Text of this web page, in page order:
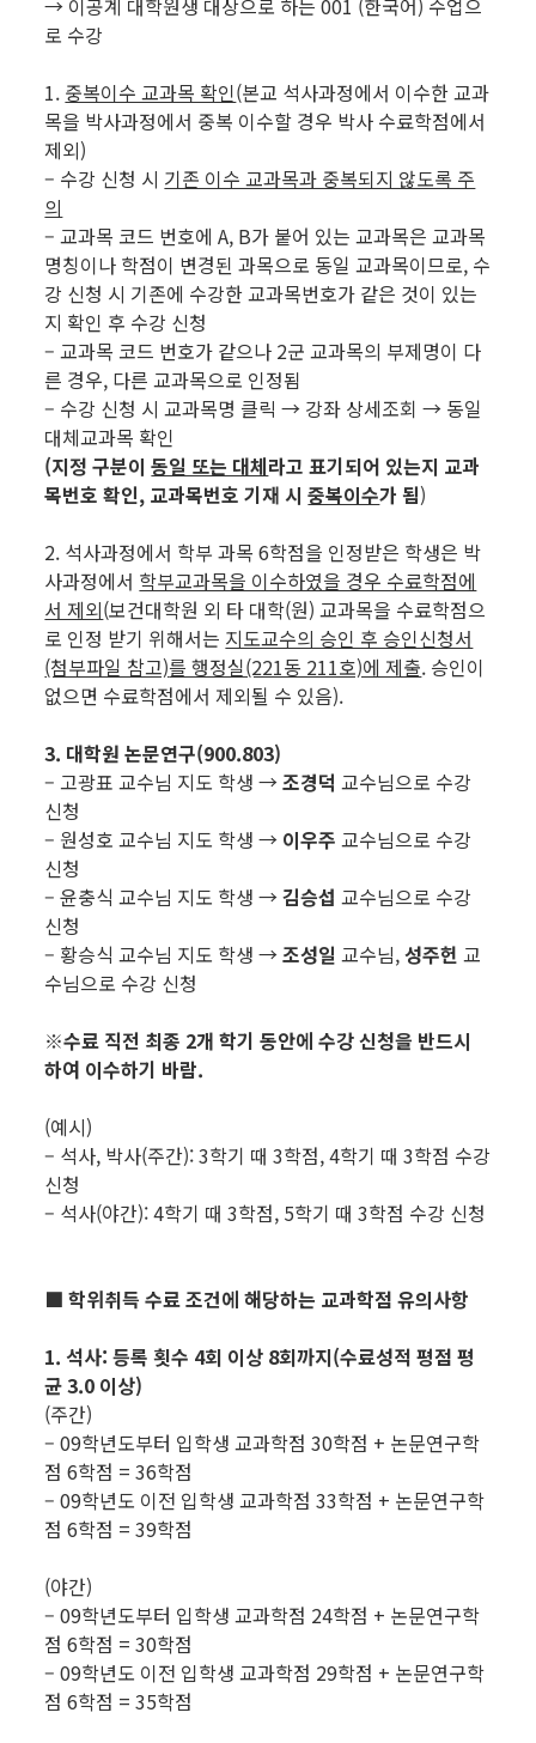
→ 이공계 대학원생 대상으로 하는 001 (한국어) 수업으
로 수강
1. 중복이수 교과목 확인(본교 석사과정에서 이수한 교과
목을 박사과정에서 중복 이수할 경우 박사 수료학점에서
제외)
– 수강 신청 시 기존 이수 교과목과 중복되지 않도록 주
의
– 교과목 코드 번호에 A, B가 붙어 있는 교과목은 교과목
명칭이나 학점이 변경된 과목으로 동일 교과목이므로, 수
강 신청 시 기존에 수강한 교과목번호가 같은 것이 있는
지 확인 후 수강 신청
– 교과목 코드 번호가 같으나 2군 교과목의 부제명이 다
른 경우, 다른 교과목으로 인정됨
– 수강 신청 시 교과목명 클릭 → 강좌 상세조회 → 동일
대체교과목 확인
(지정 구분이동일 또는 대체라고 표기되어 있는지 교과
목번호 확인, 교과목번호 기재 시중복이수가 됨)
2. 석사과정에서 학부 과목 6학점을 인정받은 학생은 박
사과정에서 학부교과목을 이수하였을 경우 수료학점에
서 제외(보건대학원 외 타 대학(원) 교과목을 수료학점으
로 인정 받기 위해서는 지도교수의 승인 후 승인신청서
(첨부파일 참고)를 행정실(221동 211호)에 제출. 승인이
없으면 수료학점에서 제외될 수 있음).
3. 대학원 논문연구(900.803)
– 고광표 교수님 지도 학생 →조경덕 교수님으로 수강
신청
– 원성호 교수님 지도 학생 → 이우주 교수님으로 수강
신청
– 윤충식 교수님 지도 학생 →김승섭 교수님으로 수강
신청
– 황승식 교수님 지도 학생 →조성일 교수님,성주헌 교
수님으로 수강 신청
※수료 직전 최종 2개 학기 동안에 수강 신청을 반드시
하여 이수하기 바람.
(예시)
– 석사, 박사(주간): 3학기 때 3학점, 4학기 때 3학점 수강
신청
– 석사(야간): 4학기 때 3학점, 5학기 때 3학점 수강 신청
■ 학위취득 수료 조건에 해당하는 교과학점 유의사항
1. 석사: 등록 횟수 4회 이상 8회까지(수료성적 평점 평
균 3.0 이상)
(주간)
– 09학년도부터 입학생 교과학점 30학점 + 논문연구학
점 6학점 = 36학점
– 09학년도 이전 입학생 교과학점 33학점 + 논문연구학
점 6학점 = 39학점
(야간)
– 09학년도부터 입학생 교과학점 24학점 + 논문연구학
점 6학점 = 30학점
– 09학년도 이전 입학생 교과학점 29학점 + 논문연구학
점 6학점 = 35학점